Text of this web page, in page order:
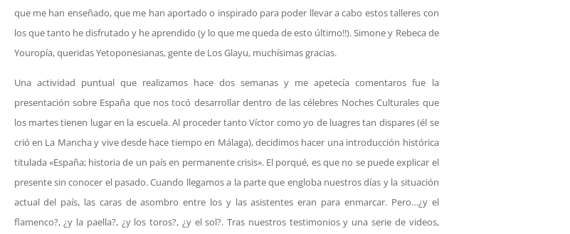
que me han enseñado, que me han aportado o inspirado para poder llevar a cabo estos talleres con
los que tanto he disfrutado y he aprendido (y lo que me queda de esto último!!). Simone y Rebeca de
Youropía, queridas Yetoponesianas, gente de Los Glayu, muchísimas gracias.
Una actividad puntual que realizamos hace dos semanas y me apetecía comentaros fue la
presentación sobre España que nos tocó desarrollar dentro de las célebres Noches Culturales que
los martes tienen lugar en la escuela. Al proceder tanto Víctor como yo de luagres tan dispares (él se
crió en La Mancha y vive desde hace tiempo en Málaga), decidimos hacer una introducción histórica
titulada «España; historia de un país en permanente crisis». El porqué, es que no se puede explicar el
presente sin conocer el pasado. Cuando llegamos a la parte que engloba nuestros días y la situación
actual del país, las caras de asombro entre los y las asistentes eran para enmarcar. Pero…¿y el
flamenco?, ¿y la paella?, ¿y los toros?, ¿y el sol?. Tras nuestros testimonios y una serie de videos,